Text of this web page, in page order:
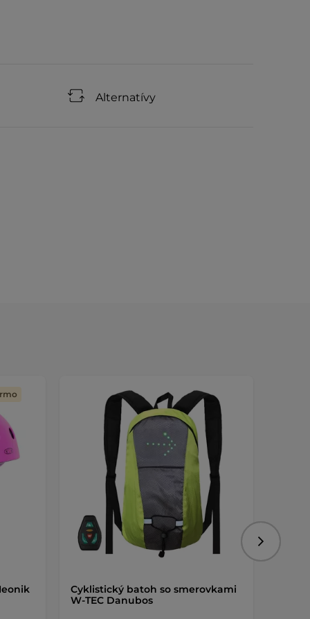
Alternatívy
Cyklistický batoh so smerovkami
W-TEC Danubos